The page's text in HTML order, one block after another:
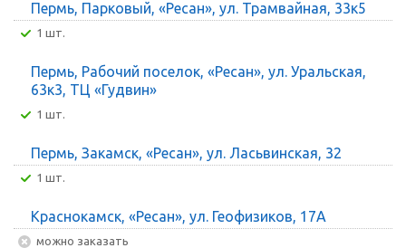
Пермь, Парковый, «Ресан», ул. Трамвайная, 33к5
1 шт.
Пермь, Рабочий поселок, «Ресан», ул. Уральская,
63к3, ТЦ «Гудвин»
1 шт.
Пермь, Закамск, «Ресан», ул. Ласьвинская, 32
1 шт.
Краснокамск, «Ресан», ул. Геофизиков, 17А
Можно заказать